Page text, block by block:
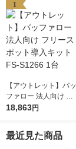
1
【アウトレット】バッ
ファロー 法人向け フ
リースポット導入キッ
18,863円
最近見た商品